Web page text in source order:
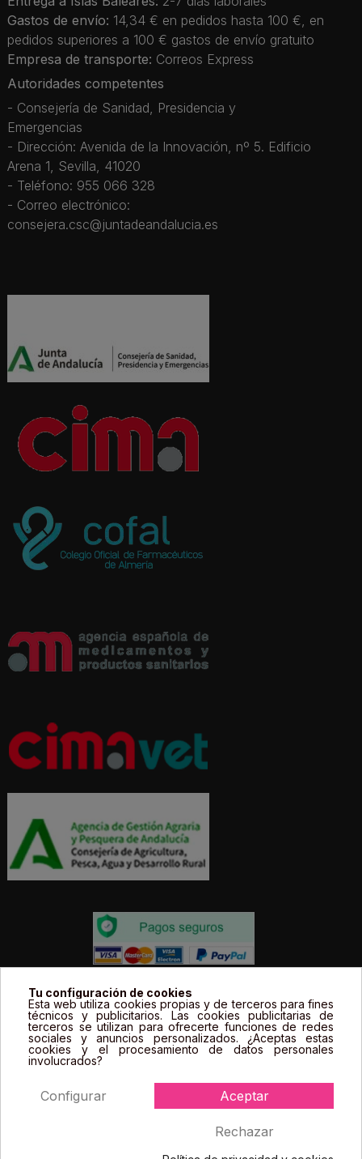
Gastos de envío: 14,34 € en pedidos hasta 100 €, en
pedidos superiores a 100 € gastos de envío gratuito
Empresa de transporte: Correos Express
Autoridades competentes
- Consejería de Sanidad, Presidencia y
Emergencias
- Dirección: Avenida de la Innovación, nº 5. Edificio
Arena 1, Sevilla, 41020
- Teléfono: 955 066 328
- Correo electrónico:
consejera.csc@juntadeandalucia.es
Todos los precios estás expresados en Euros e
incluyen el IVA. | Todas las marcas, logotipos y fotos de
productos son propiedad legal de sus propietarios y
sólo se muestran a título informativo.
Tu configuración de cookies
Esta web utiliza cookies propias y de terceros para fines
técnicos y publicitarios. Las cookies publicitarias de
terceros se utilizan para ofrecerte funciones de redes
sociales y anuncios personalizados. ¿Aceptas estas
cookies y el procesamiento de datos personales
involucrados?
Aceptar
Rechazar
Configurar